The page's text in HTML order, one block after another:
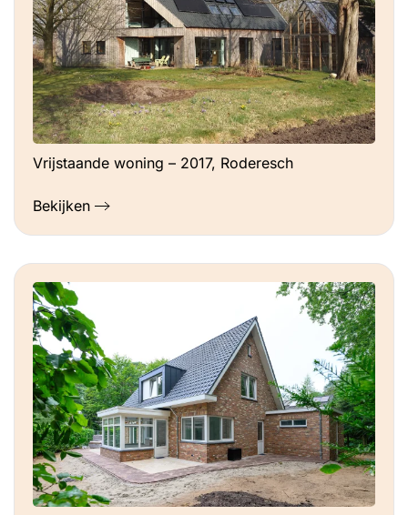
Vrijstaande woning – 2017, Roderesch
Bekijken